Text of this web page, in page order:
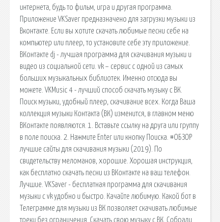
интернета, будь то фильм, игра и другая программа.
Приложение VKSaver предназначено для загрузки музыки из
Вконтакте. Если вы хотите скачать любимые песни себе на
компьютер или плеер, то установите себе эту приложение.
ВКонтакте dj - лучшая программа для скачивания музыки и
видео из социальной сети. vk – сервис с одной из самых
больших музыкальных библиотек. Именно отсюда вы
можете. VKMusic 4 - лучший способ скачать музыку с ВК.
Поиск музыки, удобный плеер, скачивание всех. Когда Ваша
коллекция музыки Контакта (ВК) изменится, в главном меню
ВКонтакте появляются. 1. Вставьте ссылку на друга или группу
в поле поиска. 2. Нажмите Enter или кнопку Поиска. #ОБЗОР
лучшие сайты для скачивания музыки (2019). По
свидетельству меломанов, хорошие. Хорошая инструкция,
как бесплатно скачать песни из ВКонтакте на ваш телефон.
Лучшие. VKSaver - бесплатная программа для скачивания
музыки с vk удобно и быстро. Качайте любимую. Какой бот в
Телеграмме для музыки из ВК позволяет скачивать любимые
треки без ограничения. Скачать свою музыку с ВК. Собрали